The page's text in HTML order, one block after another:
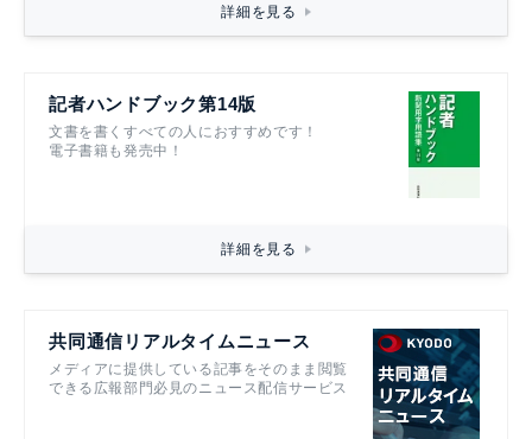
詳細を見る
記者ハンドブック第14版
文書を書くすべての人におすすめです！
電子書籍も発売中！
詳細を見る
共同通信リアルタイムニュース
メディアに提供している記事をそのまま閲覧
できる広報部門必見のニュース配信サービス